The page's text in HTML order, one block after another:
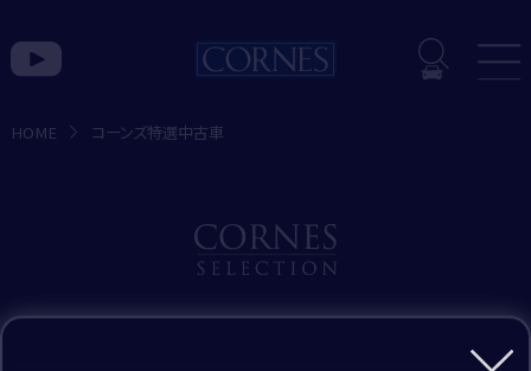
HOME コーンズ特選中古車
ズ
入力内容の確認
入力内容を確認し、間違いがなければ
お問い合わせ種別
お見積もり希望